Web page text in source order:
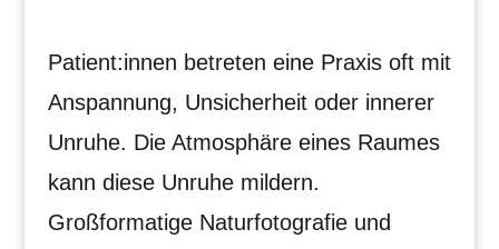
Patient:innen betreten eine Praxis oft mit
Anspannung, Unsicherheit oder innerer
Unruhe. Die Atmosphäre eines Raumes
kann diese Unruhe mildern.
Großformatige Naturfotografie und